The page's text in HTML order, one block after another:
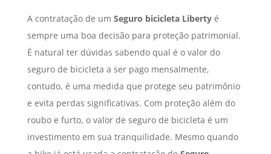
A contratação de um Seguro bicicleta Libertyé
sempre uma boa decisão para proteção patrimonial.
É natural ter dúvidas sabendo qual é o valor do
seguro de bicicleta a ser pago mensalmente,
contudo, é uma medida que protege seu patrimônio
e evita perdas significativas. Com proteção além do
roubo e furto, o valor de seguro de bicicleta é um
investimento em sua tranquilidade. Mesmo quando